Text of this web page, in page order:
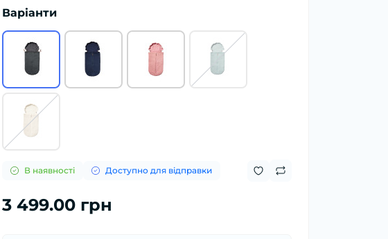
Варіанти
В наявності Доступно для відправки
3 499.00 грн